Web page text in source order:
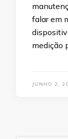
falar em
medição
JUNHO 2,